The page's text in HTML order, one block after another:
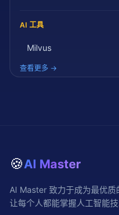
AI 工具
Milvus
查看更多 →
🍪AI Master
AI Master 致力于成为最优质
让每个人都能掌握人工智能技